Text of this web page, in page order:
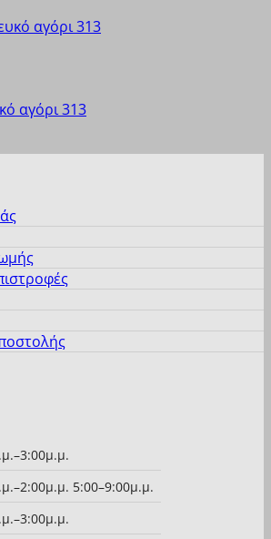
πολλαπλές παραλλαγές. Οι
αγόρι 313
5:00–9:00μ.μ.